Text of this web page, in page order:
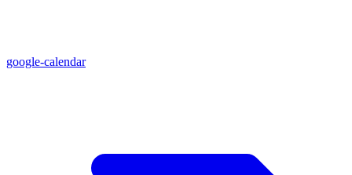
google-calendar